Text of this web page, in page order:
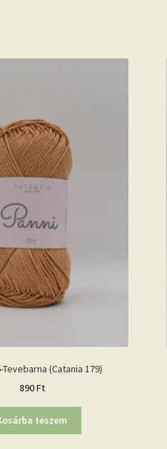
Tevebarna (Catania 179)
890Ft
teszem